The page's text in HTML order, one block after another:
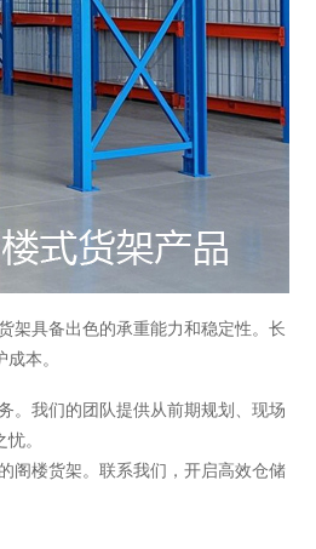
架具备出色的承重能力和稳定性。长
本。
。我们的团队提供从前期规划、现场
。
阁楼货架。联系我们，开启高效仓储